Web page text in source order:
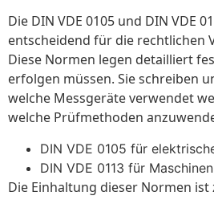
Die DIN VDE 0105 und DIN VDE
entscheidend für die rechtlichen
Diese Normen legen detailliert
erfolgen müssen. Sie schreiben
welche Messgeräte verwendet
welche Prüfmethoden
DIN VDE 0105 für
DIN VDE 0113 für Maschinen
Die Einhaltung dieser Normen